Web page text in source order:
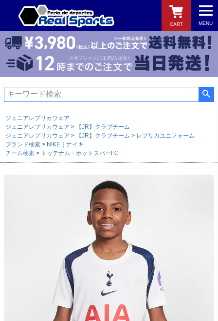
MENU
CART
検索
ジュニアレプリカウェア
ジュニアレプリカウェア
【JR】クラブチーム
ジュニアレプリカウェア
【JR】クラブチーム
レプリカユニフォーム
ブランド検索
NIKE｜ナイキ
チーム検索
トッテナム・ホットスパーFC